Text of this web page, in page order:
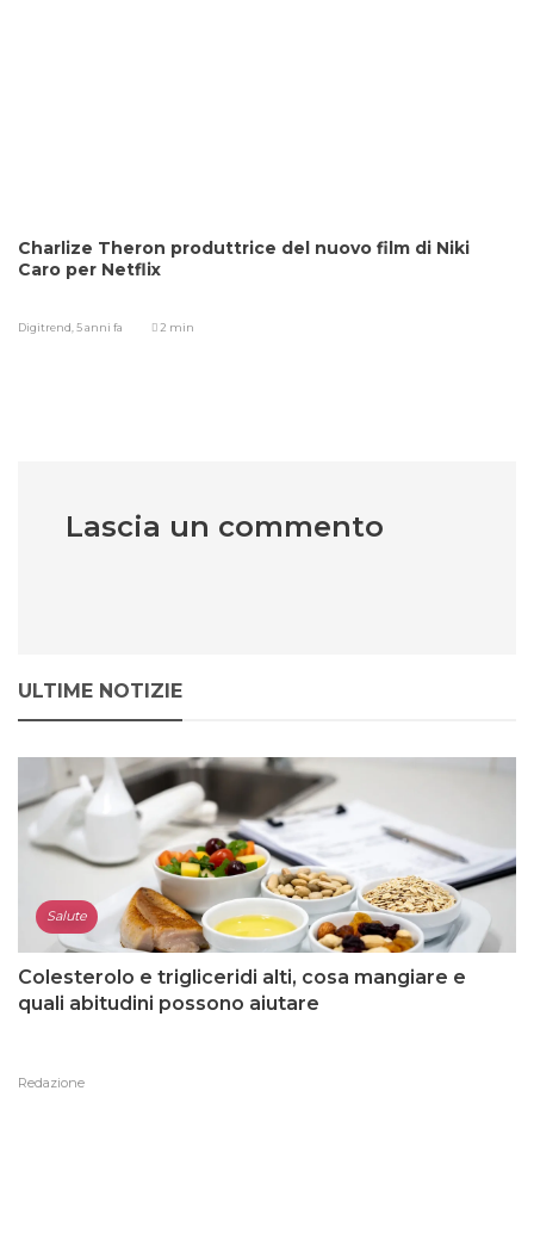
Charlize Theron produttrice del nuovo film di Niki
Caro per Netflix
Digitrend,5 anni fa 2 min
Lascia un commento
ULTIME NOTIZIE
Salute
Colesterolo e trigliceridi alti, cosa mangiare e
quali abitudini possono aiutare
Redazione